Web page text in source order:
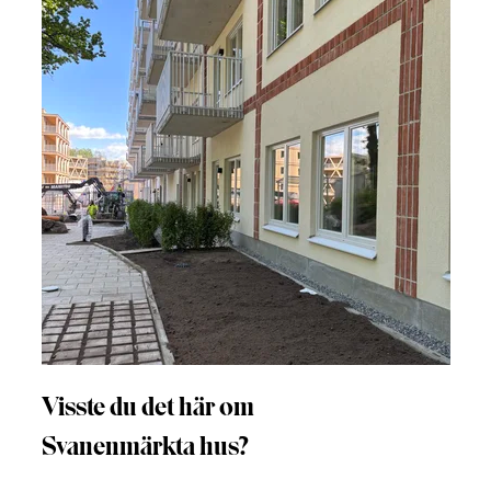
Visste du det här om
Svanenmärkta hus?